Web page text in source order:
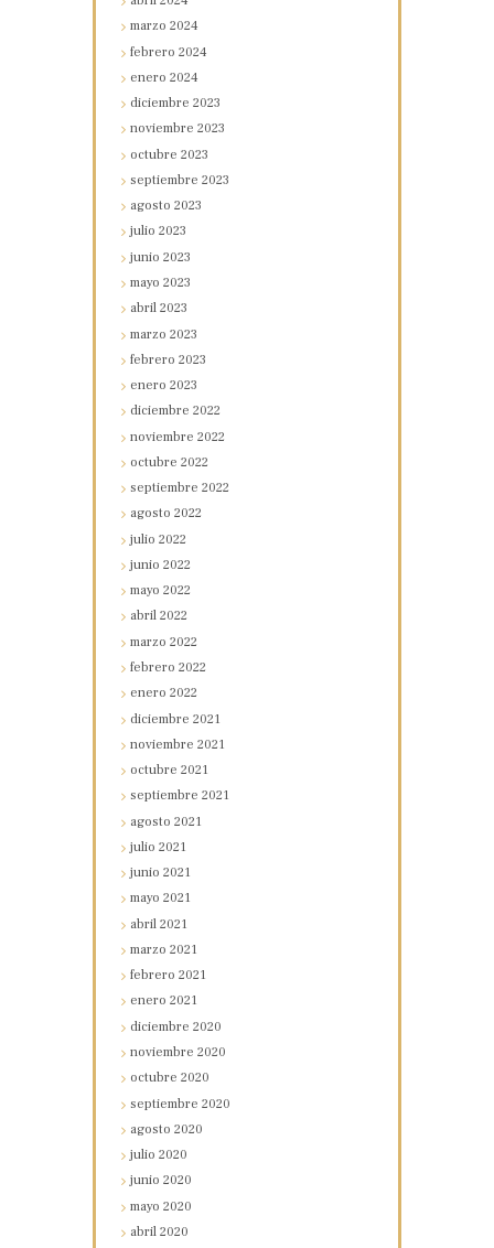
marzo2024
febrero2024
enero2024
diciembre2023
noviembre2023
octubre2023
septiembre2023
agosto2023
julio2023
junio2023
mayo2023
abril2023
marzo2023
febrero2023
enero2023
diciembre2022
noviembre2022
octubre2022
septiembre2022
agosto2022
julio2022
junio2022
mayo2022
abril2022
marzo2022
febrero2022
enero2022
diciembre2021
noviembre2021
octubre2021
septiembre2021
agosto2021
julio2021
junio2021
mayo2021
abril2021
marzo2021
febrero2021
enero2021
diciembre2020
noviembre2020
octubre2020
septiembre2020
agosto2020
julio2020
junio2020
mayo2020
abril2020